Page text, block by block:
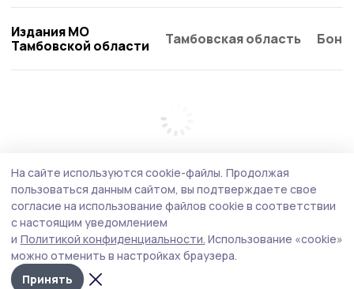
Издания МО
Тамбовской области
Тамбовская область
На сайте используются cookie-файлы. Продолжая
пользоваться данным сайтом, вы подтверждаете свое
согласие на использование файлов cookie в соответствии
с настоящим уведомлением
и Политикой конфиденциальности. Использование «cookie»
можно отменить в настройках браузера.
Принять